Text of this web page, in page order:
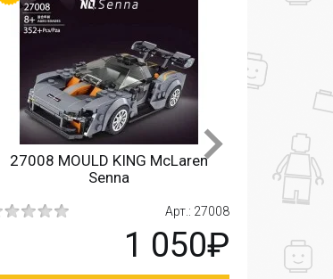
27008 MOULD KING McLaren
Senna
Арт.: 27008
1 050₽
PG-15003